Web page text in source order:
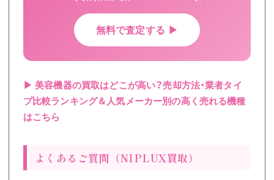
無料で査定する ▶
▶ 美容機器の買取はどこが高い？売却方法・業者タイ
プ比較ランキング＆人気メーカー別の高く売れる機種
はこちら
よくあるご質問（NIPLUX買取）